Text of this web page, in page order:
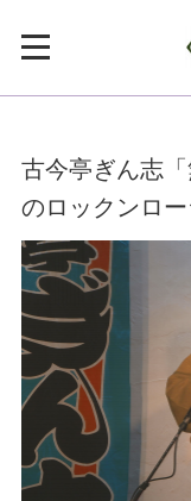
古今亭ぎん志
のロックンロ